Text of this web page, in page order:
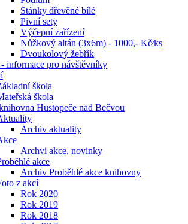
Stánky dřevěné bílé
Pivní sety
Výčepní zařízení
Nůžkový altán (3x6m) - 1000,- Kč⁄ks
Dvoukolový žebřík
informace pro návštěvníky
škola
škola
Hustopeče nad Bečvou
Archiv aktuality
Archvi akce, novinky
akce
Archiv Proběhlé akce knihovny
z akcí
Rok 2020
Rok 2019
Rok 2018